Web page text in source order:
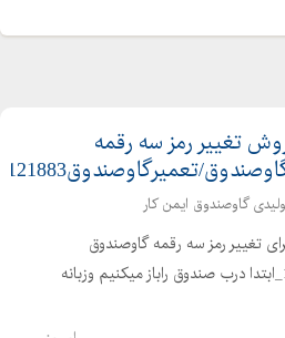
تغییر رمز سه رقمه
تعمیرگاوصندوق09139121883
گاوصندوق ایمن کار
تغییر رمز سه رقمه گاوصندوق
1_ابتدا درب صندوق راباز میکنیم وزبانه